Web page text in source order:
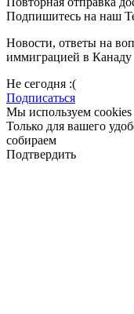
Подпишитесь на наш
Новости, ответы на
иммиграцией в Канаду
Не сегодня :(
Подписаться
Мы используем cookies
Только для вашего
собираем
Подтвердить